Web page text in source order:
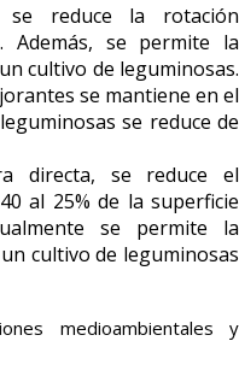
reduce la rotación
Además, se permite la
cultivo de leguminosas.
se mantiene en el
se reduce de
directa, se reduce el
al 25% de la superficie
se permite la
cultivo de leguminosas
medioambientales y